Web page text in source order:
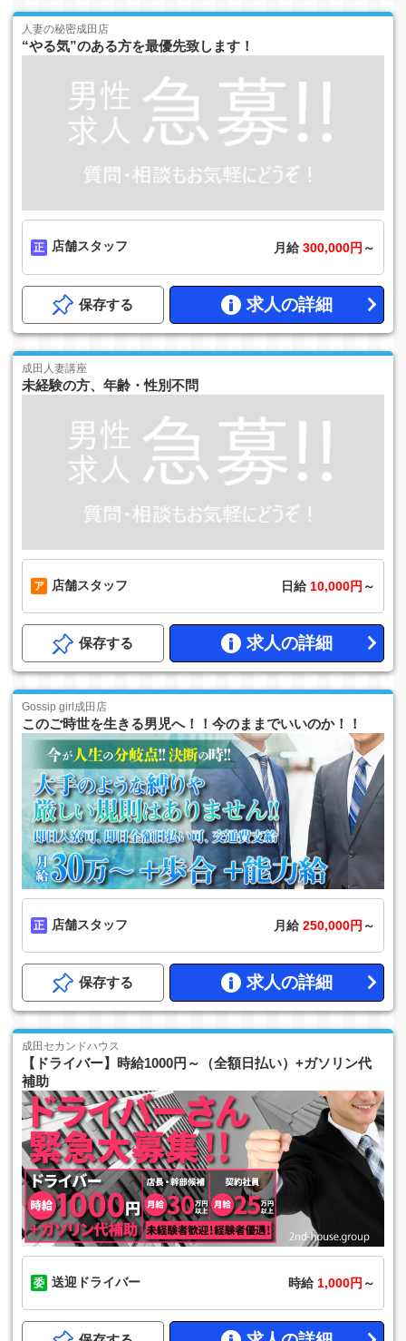
人妻の秘密成田店
“やる気”のある方を最優先致します！
店舗スタッフ 月給 300,000円 ～
保存する 求人の詳細
成田人妻講座
未経験の方、年齢・性別不問
店舗スタッフ 日給 10,000円 ～
保存する 求人の詳細
Gossip girl成田店
このご時世を生きる男児へ！！今のままでいいのか！！
店舗スタッフ 月給 250,000円 ～
保存する 求人の詳細
成田セカンドハウス
【ドライバー】時給1000円～（全額日払い）+ガソリン代
補助
送迎ドライバー 時給 1,000円 ～